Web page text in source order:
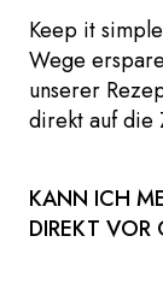
Keep it
Wege
unserer
direkt auf die
KANN ICH
DIREKT VOR